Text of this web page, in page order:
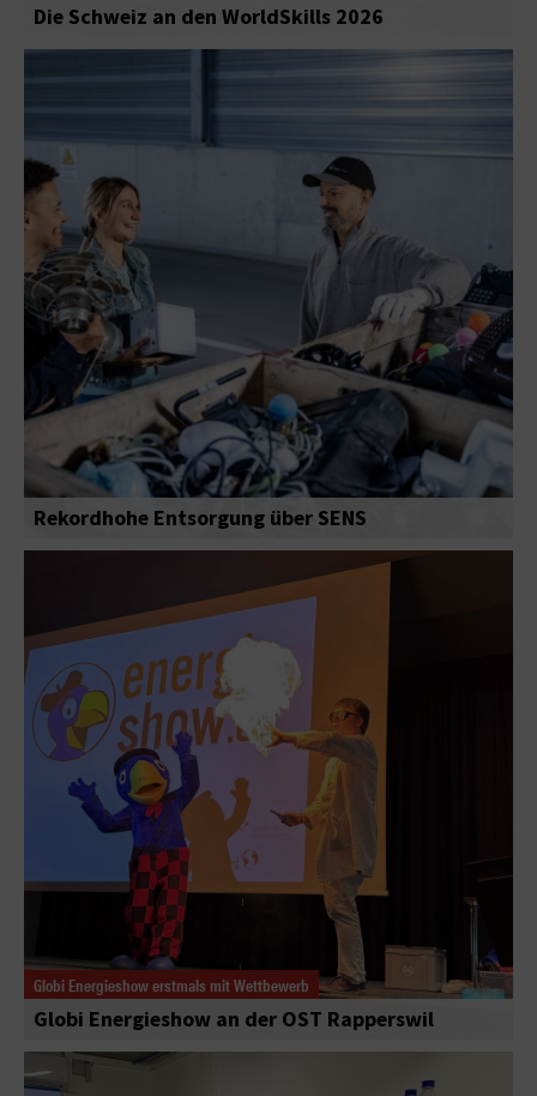
Die Schweiz an den WorldSkills 2026
Rekordhohe Entsorgung über SENS
Globi Energieshow erstmals mit Wettbewerb
Globi Energieshow an der OST Rapperswil